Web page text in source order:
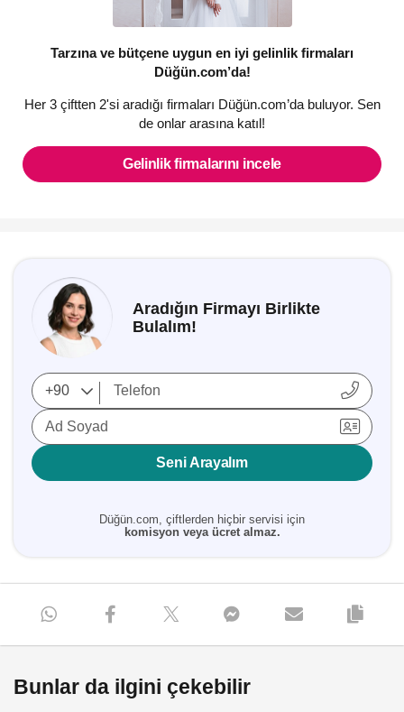
Tarzına ve bütçene uygun en iyi gelinlik firmaları
Düğün.com’da!
Her 3 çiftten 2'si aradığı firmaları Düğün.com’da buluyor. Sen
de onlar arasına katıl!
Gelinlik firmalarını incele
Aradığın Firmayı Birlikte
Bulalım!
Ad Soyad
Seni Arayalım
Düğün.com, çiftlerden hiçbir servisi için
komisyon veya ücret almaz.
Bunlar da ilgini çekebilir